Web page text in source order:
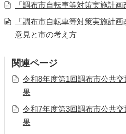
「調布市自転車等対策実施計
「調布市自転車等対策実施計
意見と市の考え方
関連ページ
令和8年度第1回調布市公共
果
令和7年度第3回調布市公共
果